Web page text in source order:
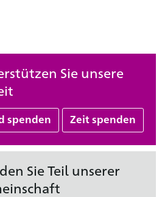
Sie unsere
spenden Zeit spenden
Sie Teil unserer